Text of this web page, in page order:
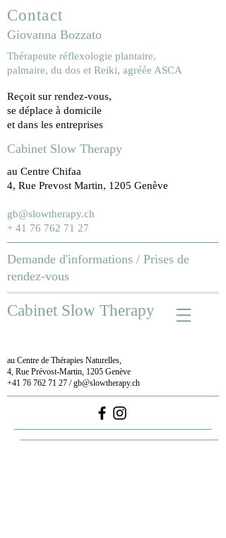
Contact
Giovanna Bozzato
Thérapeute réflexologie plantaire,
palmaire, du dos et Reiki, agréée ASCA
Reçoit sur rendez-vous,
se déplace à domicile
et dans les entreprises
Cabinet Slow Therapy
au Centre Chifaa
4, Rue Prevost Martin, 1205 Genève
gb@slowtherapy.ch
+ 41 76 762 71 27
Demande d'informations / Prises de
rendez-vous
Cabinet Slow Therapy
au Centre de Thérapies Naturelles,
4, Rue Prévost-Martin, 1205 Genève
+41 76 762 71 27 /gb@slowtherapy.ch